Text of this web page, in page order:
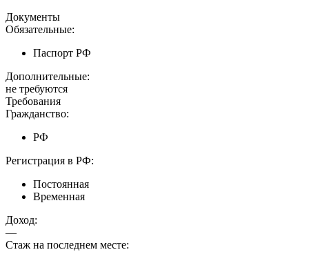
Документы
Обязательные:
Паспорт РФ
Дополнительные:
не требуются
Требования
Гражданство:
РФ
Регистрация в РФ:
Постоянная
Временная
Доход:
—
Стаж на последнем месте: